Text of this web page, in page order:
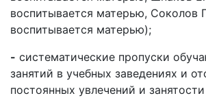
воспитывается матерью, Соколов
воспитывается матерью);
- систематические пропуски
занятий в учебных заведениях и
постоянных увлечений и